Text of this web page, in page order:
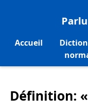
Accueil
Définition: